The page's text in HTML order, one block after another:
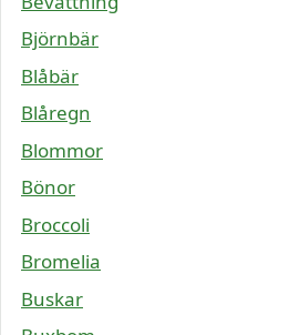
Björnbär
Blåbär
Blåregn
Blommor
Bönor
Broccoli
Bromelia
Buskar